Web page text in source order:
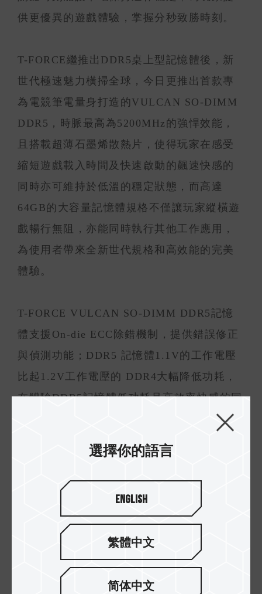
供更優異的遊戲體驗，掌握分秒致勝時刻。
T-FORCE繼推出DDR5桌上型記憶體後，新
世代極速魅力橫掃全球，今日更推出首款專
為電競筆電量身打造的VULCAN SO-DIMM
DDR5，時脈最高為5200MHz的強悍效能，
且搭載超薄石墨烯散熱片，使得玩家在感受
縮短遊戲載入時間及快速啟動的飆速快感的
同時亦可維持於低溫的穩定狀態，而高達
64GB的大容量記憶體規格不僅讓玩家縱橫遊
戲暢行無阻，亦能同時執行其他工作應用，
為使用者帶來全新世代規格和高效能的完美
體驗。
T-FORCE VULCAN SO-DIMM DDR5記憶
體支援On-die ECC除錯機制，提供錯誤修正
與偵測功能；DDR5 記憶體1.1V的工作電壓
比起1.2V工作電壓的 DDR4大幅降低功耗，
在體驗DDR5記憶體低功耗且高效率快感的同
時更是提升電競筆電續航力。並且採用嚴選
相容性的強大後盾。全球首波預計將自四月
中起開始販售，敬請關注十銓科技官方最新
選擇你的語言
English
繁體中文
简体中文